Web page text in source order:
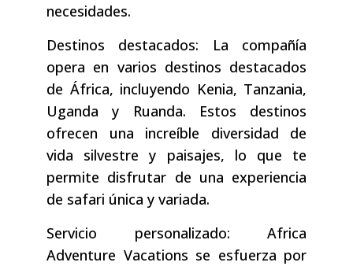
necesidades.
Destinos destacados: La compañía
opera en varios destinos destacados
de África, incluyendo Kenia, Tanzania,
Uganda y Ruanda. Estos destinos
ofrecen una increíble diversidad de
vida silvestre y paisajes, lo que te
permite disfrutar de una experiencia
de safari única y variada.
Servicio personalizado: Africa
Adventure Vacations se esfuerza por